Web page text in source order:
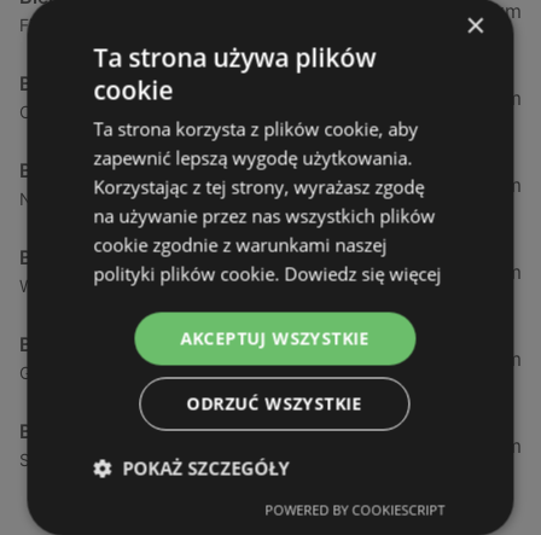
Fińska 4, 72-602 Świnoujście
0,23 km
Biedronka
Chrobrego 9, 72-600 Świnoujście
0,84 km
Biedronka
Nowokarsiborska 2, 72-600 Świnoujście
1,87 km
Biedronka
Wojska Polskiego 16a, 72-600 Świnoujście
2,77 km
Biedronka
Gryfa Pomorskiego, 72-500 Międzyzdroje
12,39 km
Biedronka
Sienkiewicza 32, 72-510 Wolin
24,01 km
×
Ta strona używa plików
cookie
Ta strona korzysta z plików cookie, aby
zapewnić lepszą wygodę użytkowania.
Korzystając z tej strony, wyrażasz zgodę
na używanie przez nas wszystkich plików
cookie zgodnie z warunkami naszej
polityki plików cookie. Dowiedz się więcej
AKCEPTUJ WSZYSTKIE
ODRZUĆ WSZYSTKIE
POKAŻ SZCZEGÓŁY
POWERED BY COOKIESCRIPT